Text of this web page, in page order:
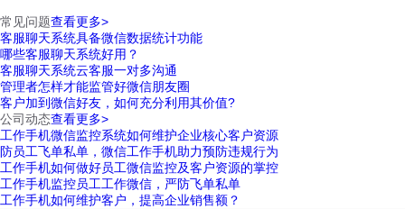
常见问题查看更多>
客服聊天系统具备微信数据统计功能
哪些客服聊天系统好用？
客服聊天系统云客服一对多沟通
管理者怎样才能监管好微信朋友圈
客户加到微信好友，如何充分利用其价值?
公司动态查看更多>
工作手机微信监控系统如何维护企业核心客户资源
防员工飞单私单，微信工作手机助力预防违规行为
工作手机如何做好员工微信监控及客户资源的掌控
工作手机监控员工工作微信，严防飞单私单
工作手机如何维护客户，提高企业销售额？